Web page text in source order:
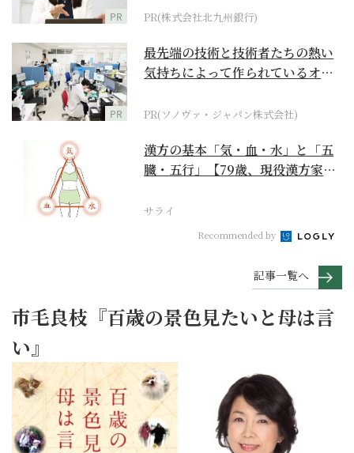
PR PR(株式会社北九州銀行)
PR
最先端の技術と技術者たちの熱い
気持ちによって作られているオー
PR(ソノヴァ・ジャパン株式会社)
漢方の基本「気・血・水」と「五
臓・五行」【79歳、現役漢方家の
サライ
Recommended by
記事一覧へ
市毛良枝『百歳の景色見たいと母は言
い』